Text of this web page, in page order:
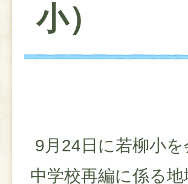
小）
9月24日に若柳小
中学校再編に係る